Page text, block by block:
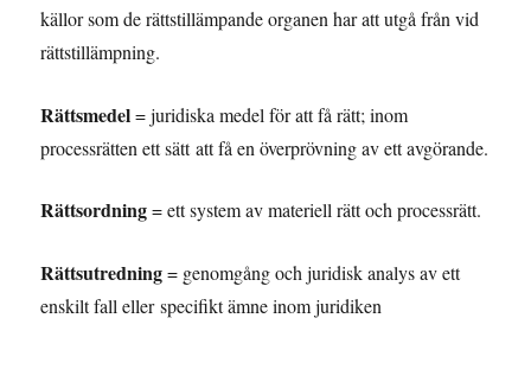
källor som de rättstillämpande organen har att utgå från vid
rättstillämpning.
Rättsmedel= juridiska medel för att få rätt; inom
processrätten ett sätt att få en överprövning av ett avgörande.
Rättsordning= ett system av materiell rätt och processrätt.
Rättsutredning= genomgång och juridisk analys av ett
enskilt fall eller specifikt ämne inom juridiken